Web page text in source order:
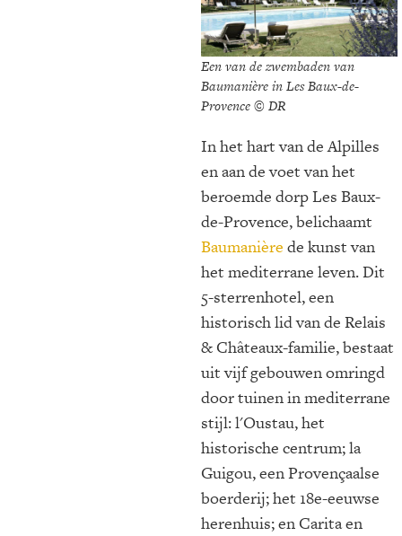
Een van de zwembaden van
Baumanière in Les Baux-de-
Provence © DR
In het hart van de Alpilles
en aan de voet van het
beroemde dorp Les Baux-
de-Provence, belichaamt
Baumanière de kunst van
het mediterrane leven. Dit
5-sterrenhotel, een
historisch lid van de Relais
& Châteaux-familie, bestaat
uit vijf gebouwen omringd
door tuinen in mediterrane
stijl: l'Oustau, het
historische centrum; la
Guigou, een Provençaalse
boerderij; het 18e-eeuwse
herenhuis; en Carita en